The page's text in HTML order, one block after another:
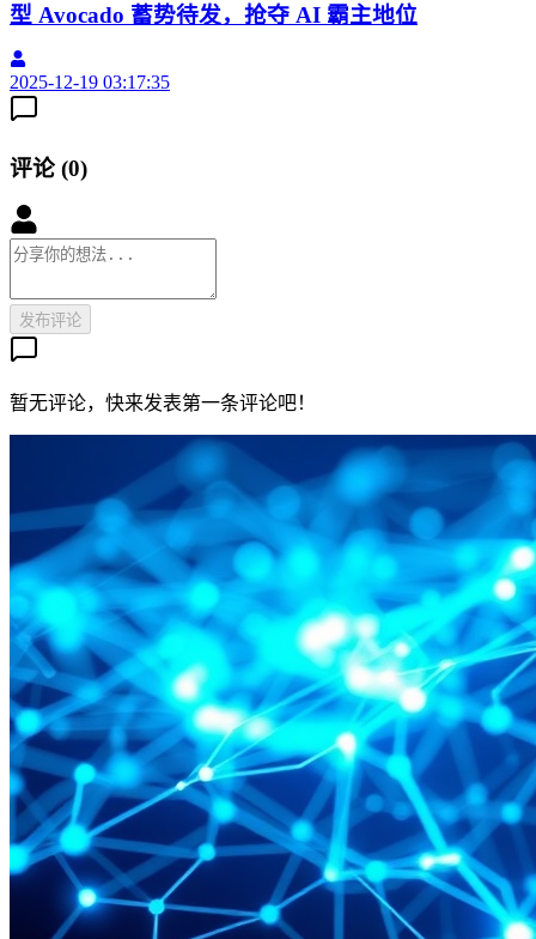
型 Avocado 蓄势待发，抢夺 AI 霸主地位
2025-12-19 03:17:35
评论 (0)
发布评论
暂无评论，快来发表第一条评论吧！